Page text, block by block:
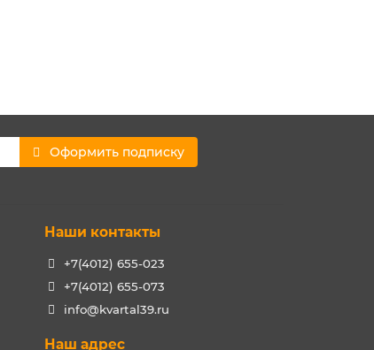
Оформить подписку
Наши контакты
+7(4012) 655-023
+7(4012) 655-073
info@kvartal39.ru
Наш адрес